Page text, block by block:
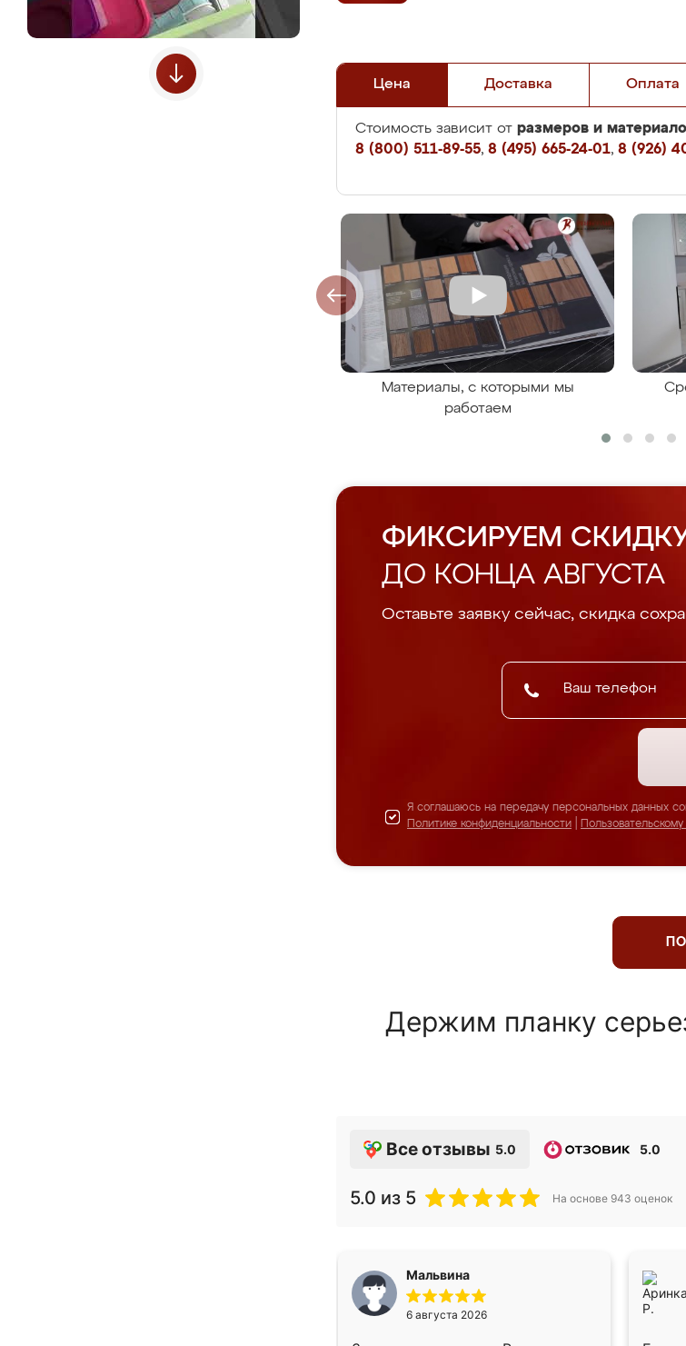
Цена Доставка Оплата
Стоимость зависит от размеров и
8 (800) 511-89-55, 8 (495) 665-24-01, 8 (926)
Материалы, с которыми мы
работаем
ФИКСИРУЕМ СКИДКУ
ДО КОНЦА АВГУСТА
Оставьте заявку сейчас, скидка
Я соглашаюсь на передачу персональных данных
Политике конфиденциальности
Держим планку
Все отзывы 5.0 5.0
5.0 из 5 На основе 943 оценок
Мальвина
6 августа 2026